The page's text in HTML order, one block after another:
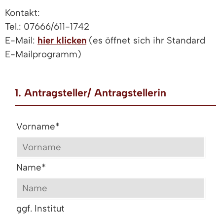
Kontakt:
Tel.: 07666/611-1742
E-Mail: hier klicken (es öffnet sich ihr Standard
E-Mailprogramm)
1. Antragsteller/ Antragstellerin
Vorname*
Name*
ggf. Institut